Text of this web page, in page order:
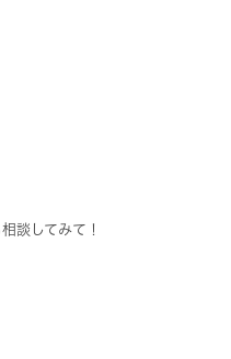
談してみて！